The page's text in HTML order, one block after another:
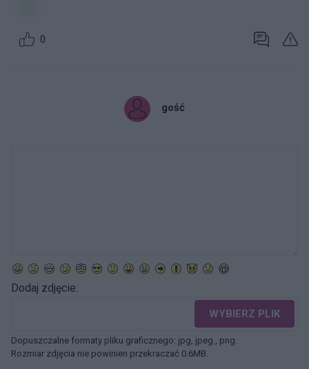
0
gość
Dodaj zdjęcie:
WYBIERZ PLIK
Dopuszczalne formaty pliku graficznego: jpg, jpeg , png.
Rozmiar zdjęcia nie powinien przekraczać 0.6MB.